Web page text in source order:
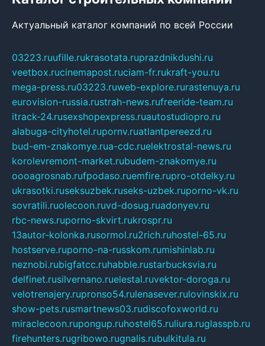
Актуальный каталог компаний по всей России
03223.ruufille.rukrasotata.ruprazdnikdushi.ru
veetbox.rucinemapost.ruciam-fr.rukraft-you.ru
mega-press.ru03223.ruweb-explore.rurastenuya.ru
eurovision-russia.rustrah-news.rufreeride-team.ru
itrack-24.rusexshopexpress.ruautostudiopro.ru
alabuga-cityhotel.rupornv.ruatlantpereezd.ru
bud-em-znakomye.rua-cdc.ruelektrostal-news.ru
korolevremont-market.rubudem-znakomye.ru
oooagrosnab.rufpodaso.ruemfire.rupro-otdelky.ru
ukrasotki.ruseksuzbek.ruseks-uzbek.ruporno-vk.ru
sovratili.ruolecoon.ruvd-dosug.ruadonyev.ru
rbc-news.ruporno-skvirt.rukrospr.ru
13autor-kolonka.rusormol.ru2rich.ruhostel-65.ru
hostserve.ruporno-na-russkom.rumishinlab.ru
neznobi.rubigfatcc.ruhabble.rustarbucksvia.ru
delfinet.rusilvernano.ruelestal.ruvektor-doroga.ru
velotrenajery.rupronso54.rulenasever.rulovinskix.ru
show-pets.rusmartnews03.rudiscofoxworld.ru
miraclecoon.rupongup.ruhostel65.ruliura.ruglasspb.ru
firehunters.rugribowo.rugnalis.rubulkitula.ru